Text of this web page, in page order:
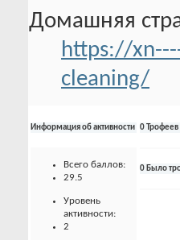
Домашняя
https://
cleaning/
Информация об активности
Всего баллов:
29.5
Уровень
активности:
2
0 Трофеев
0 Было